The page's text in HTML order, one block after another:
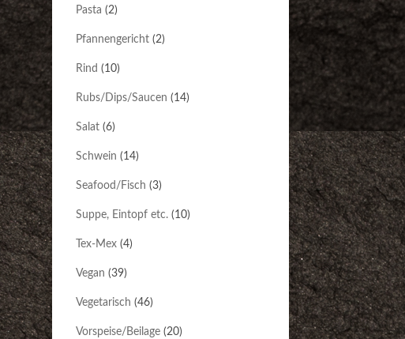
Pasta (2)
Pfannengericht (2)
Rind (10)
Rubs/Dips/Saucen (14)
Salat (6)
Schwein (14)
Seafood/Fisch (3)
Suppe, Eintopf etc. (10)
Tex-Mex (4)
Vegan (39)
Vegetarisch (46)
Vorspeise/Beilage (20)